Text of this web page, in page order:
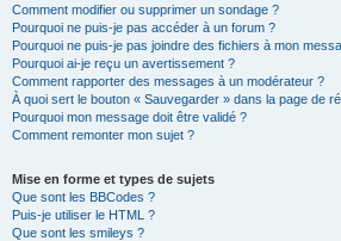
Comment modifier ou supprimer un sondage ?
Pourquoi ne puis-je pas accéder à un forum ?
Pourquoi ne puis-je pas joindre des fichiers à mon
Pourquoi ai-je reçu un avertissement ?
Comment rapporter des messages à un modérateur ?
À quoi sert le bouton « Sauvegarder » dans la page de
Pourquoi mon message doit être validé ?
Comment remonter mon sujet ?
Mise en forme et types de sujets
Que sont les BBCodes ?
Puis-je utiliser le HTML ?
Que sont les smileys ?